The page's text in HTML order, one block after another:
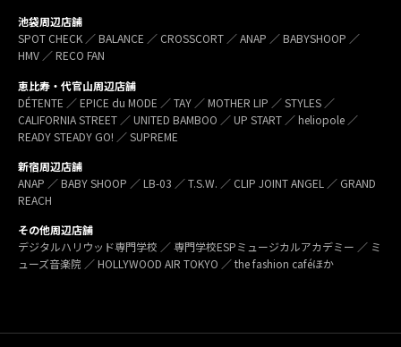
池袋周辺店舗
SPOT CHECK ／ BALANCE ／ CROSSCORT ／ ANAP ／ BABYSHOOP ／
HMV ／ RECO FAN
恵比寿・代官山周辺店舗
DÉTENTE ／ EPICE du MODE ／ TAY ／ MOTHER LIP ／ STYLES ／
CALIFORNIA STREET ／ UNITED BAMBOO ／ UP START ／ heliopole ／
READY STEADY GO! ／ SUPREME
新宿周辺店舗
ANAP ／ BABY SHOOP ／ LB-03 ／ T.S.W. ／ CLIP JOINT ANGEL ／ GRAND
REACH
その他周辺店舗
デジタルハリウッド専門学校 ／ 専門学校ESPミュージカルアカデミー ／ ミ
ューズ音楽院 ／ HOLLYWOOD AIR TOKYO ／ the fashion caféほか